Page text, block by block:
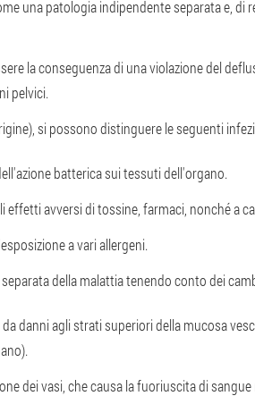
una patologia indipendente separata e,
la conseguenza di una violazione del
pelvici.
si possono distinguere le seguenti
batterica sui tessuti dell'organo.
effetti avversi di tossine, farmaci, nonché a
a vari allergeni.
della malattia tenendo conto dei
danni agli strati superiori della mucosa
dei vasi, che causa la fuoriuscita di sangue